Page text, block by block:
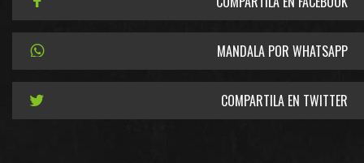
MANDALA POR WHATSAPP
COMPARTILA EN TWITTER